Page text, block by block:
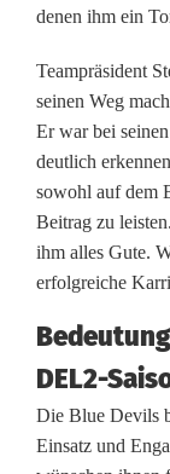
r
a
b
s
c
h
e
d
e
denen ihm ein
Teampräsident
seinen Weg
Er war bei
deutlich
sowohl auf dem
Beitrag zu
ihm alles Gute.
erfolgreiche
DEL2-
Die Blue Devils
Einsatz und